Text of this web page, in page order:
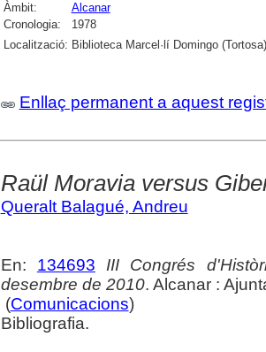
Àmbit:
Alcanar
Cronologia:
1978
Localització: Biblioteca Marcel·lí Domingo (Tortosa)
Enllaç permanent a aquest
Raül Moravia versus
Queralt Balagué, Andreu
En: 134693
III Congrés
desembre de 2010. Alcanar :
(Comunicacions)
Bibliografia.